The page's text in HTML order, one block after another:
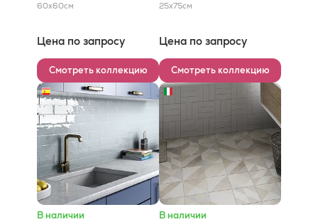
60x60см
Цена по запросу
Смотреть коллекцию
25x75см
Цена по запросу
Смотреть коллекцию
В наличии В наличии